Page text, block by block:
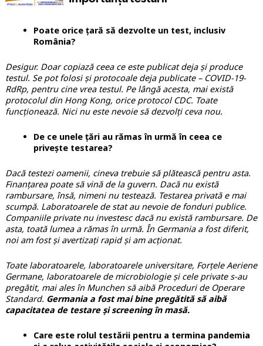
Poate orice țară să dezvolte un test, inclusiv
România?
Desigur. Doar copiază ceea ce este publicat deja și produce
testul. Se pot folosi și protocoale deja publicate – COVID-19-
RdRp, pentru cine vrea testul. Pe lângă acesta, mai există
protocolul din Hong Kong, orice protocol CDC. Toate
funcționează. Nici nu este nevoie să dezvolți ceva nou.
De ce unele țări au rămas în urmă în ceea ce
privește testarea?
Dacă testezi oamenii, cineva trebuie să plătească pentru asta.
Finanțarea poate să vină de la guvern. Dacă nu există
rambursare, însă, nimeni nu testează. Testarea privată e mai
scumpă. Laboratoarele de stat au nevoie de fonduri publice.
Companiile private nu investesc dacă nu există rambursare. De
asta, toată lumea a rămas în urmă. În Germania a fost diferit,
noi am fost și avertizați rapid și am acționat.
Toate laboratoarele, laboratoarele universitare, Forțele Aeriene
Germane, laboratoarele de microbiologie și cele private s-au
pregătit, mai ales în Munchen să aibă Proceduri de Operare
Standard. Germania a fost mai bine pregătită să aibă
capacitatea de testare și screening în masă.
Care este rolul testării pentru a termina pandemia